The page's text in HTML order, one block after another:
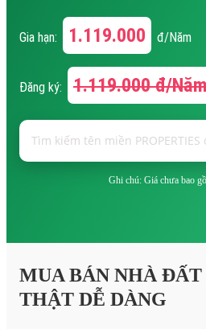
Gia hạn: 1.119.000 đ/Năm
Đăng ký: 1.119.000 đ/
Ghi chú: Giá chưa bao
MUA BÁN NHÀ
THẬT DỄ DÀNG